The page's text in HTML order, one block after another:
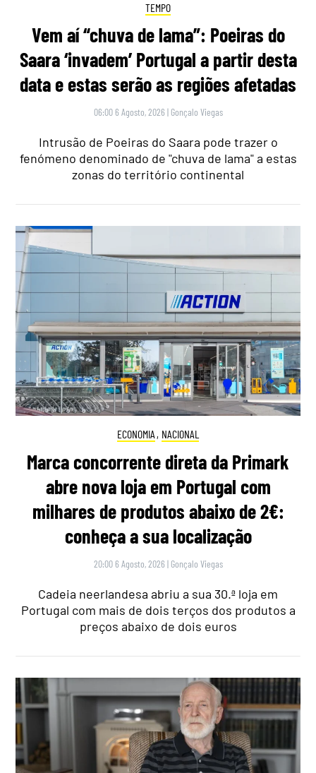
TEMPO
Vem aí “chuva de lama”: Poeiras do
Saara ‘invadem’ Portugal a partir desta
data e estas serão as regiões afetadas
06:00 6 Agosto, 2026 | Gonçalo Viegas
Intrusão de Poeiras do Saara pode trazer o
fenómeno denominado de "chuva de lama" a estas
zonas do território continental
ECONOMIA , NACIONAL
Marca concorrente direta da Primark
abre nova loja em Portugal com
milhares de produtos abaixo de 2€:
conheça a sua localização
20:00 6 Agosto, 2026 | Gonçalo Viegas
Cadeia neerlandesa abriu a sua 30.ª loja em
Portugal com mais de dois terços dos produtos a
preços abaixo de dois euros